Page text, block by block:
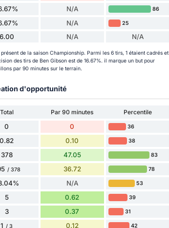
N/A 86
N/A 25
6.00 N/A N/A
de la saison Championship. Parmi les 6 tirs, 1 étaient cadrés et
des tirs de Ben Gibson est de 16.67%. il marque un but pour
par 90 minutes sur le terrain.
d'opportunité
Total Par 90 minutes
Percentile
0 0 36
0.82 0.10 38
378 47.05 83
/ 378 36.72 78
N/A 53
5 0.62 39
3 0.37 31
1 / 3 0.12 42